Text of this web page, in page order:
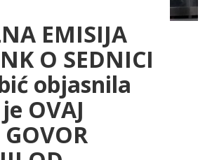
EMISIJA
O SEDNICI
objasnila
OVAJ